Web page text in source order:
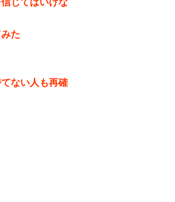
じてはいけな
た
ない人も再確